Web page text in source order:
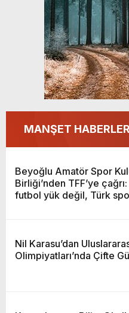
MANŞET
Beyoğlu Amatör Spor
Birliği’nden TFF’ye
futbol yük değil, Türk
Nil Karasu’dan
Olimpiyatları’nda Çifte